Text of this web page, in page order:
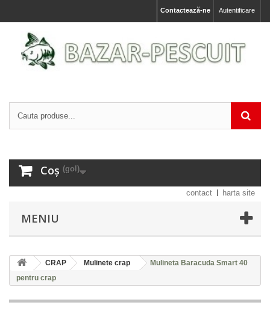
Autentificare
Contactează-ne
Coș (gol)
contact harta site
MENIU
CRAP Mulinete crap
Mulineta Baracuda Smart 40
pentru crap